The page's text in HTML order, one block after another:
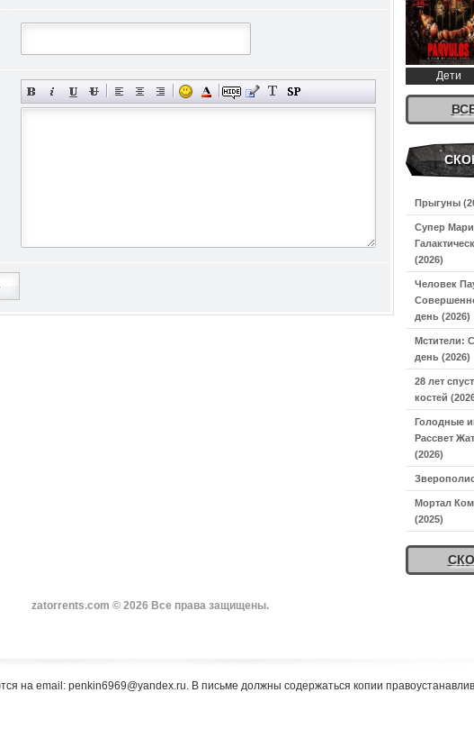
Дети
(2024)
Прыгуны
Супер
(2026)
Человек
день (2026)
Мстители:
день (2026)
28 лет
костей
Голодные
Рассвет
(2026)
Мортал
(2025)
zatorrents.com © 2026 Все права защищены.
на email: penkin6969@yandex.ru. В письме должны содержаться копии